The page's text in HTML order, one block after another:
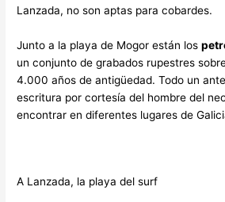
Lanzada, no son aptas para cobardes.
Junto a la playa de Mogor están los
un conjunto de grabados rupestres
4.000 años de antigüedad. Todo un
escritura por cortesía del hombre del
encontrar en diferentes lugares de
A Lanzada, la playa del surf